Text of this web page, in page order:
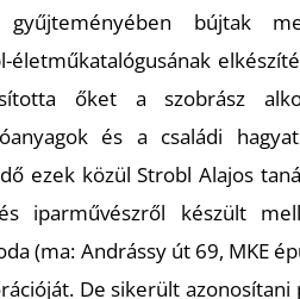
gyűjteményében bújtak
őket a szobrász
és a családi
ezek közül Strobl Alajos
iparművészről készült
(ma: Andrássy út 69, MKE
De sikerült azonosítani